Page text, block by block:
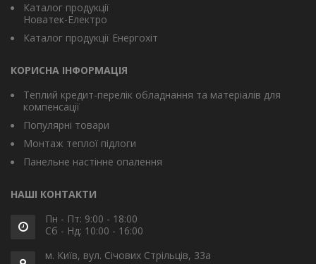
Каталог продукції
Новатек-Електро
Каталог продукції Енергохіт
КОРИСНА ІНФОРМАЦІЯ
Теплий кредит-перелік обладнання та матеріалів для
компенсації
Популярні товари
Монтаж теплої підлоги
Панельне настінне опалення
НАШІ КОНТАКТИ
Пн - Пт: 9:00 - 18:00
Сб - Нд: 10:00 - 16:00
м. Київ, вул. Січових Стрільців, 33а